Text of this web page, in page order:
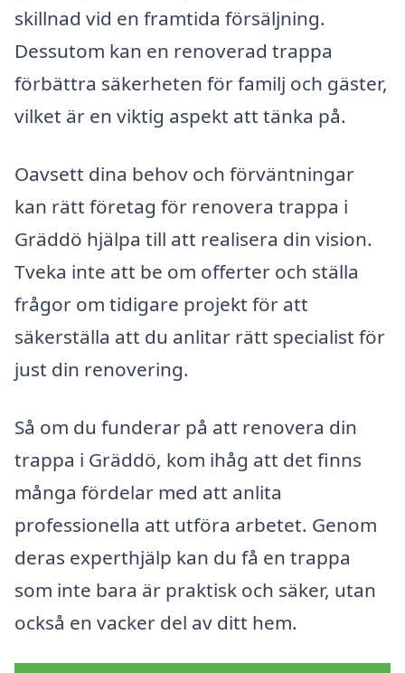
skillnad vid en framtida försäljning.
Dessutom kan en renoverad trappa
förbättra säkerheten för familj och gäster,
vilket är en viktig aspekt att tänka på.
Oavsett dina behov och förväntningar
kan rätt företag för renovera trappa i
Gräddö hjälpa till att realisera din vision.
Tveka inte att be om offerter och ställa
frågor om tidigare projekt för att
säkerställa att du anlitar rätt specialist för
just din renovering.
Så om du funderar på att renovera din
trappa i Gräddö, kom ihåg att det finns
många fördelar med att anlita
professionella att utföra arbetet. Genom
deras experthjälp kan du få en trappa
som inte bara är praktisk och säker, utan
också en vacker del av ditt hem.